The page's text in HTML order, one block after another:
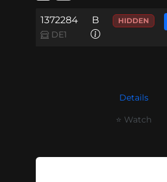
1372284
DE1
B HIDDEN
Details
⭐ Watch